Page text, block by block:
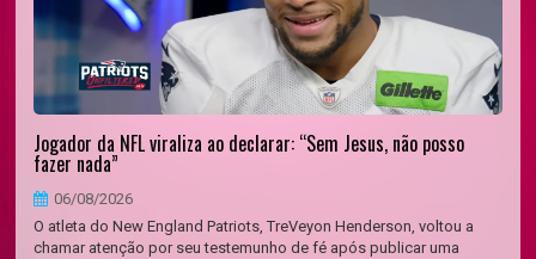
Jogador da NFL viraliza ao declarar: “Sem Jesus, não posso
fazer nada”
06/08/2026
O atleta do New England Patriots, TreVeyon Henderson, voltou a
chamar atenção por seu testemunho de fé após publicar uma